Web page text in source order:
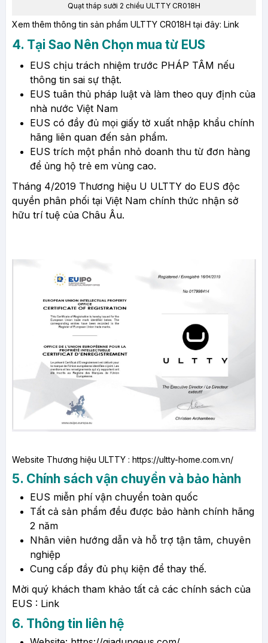
Quạt tháp sưởi 2 chiều ULTTY CR018H
Xem thêm thông tin sản phẩm ULTTY CR018H tại đây: Link
4. Tại Sao Nên Chọn mua từ EUS
EUS chịu trách nhiệm trước PHÁP TÂM nếu
thông tin sai sự thật.
EUS tuân thủ pháp luật và làm theo quy định của
nhà nước Việt Nam
EUS có đầy đủ mọi giấy tờ xuất nhập khẩu chính
hãng liên quan đến sản phẩm.
EUS trích một phần nhỏ doanh thu từ đơn hàng
để ủng hộ trẻ em vùng cao.
Tháng 4/2019 Thương hiệu U ULTTY do EUS độc
quyền phân phối tại Việt Nam chính thức nhận sở
hữu trí tuệ của Châu Âu.
Website Thương hiệu ULTTY : https://ultty-home.com.vn/
5. Chính sách vận chuyển và bảo hành
EUS miễn phí vận chuyển toàn quốc
Tất cả sản phẩm đều được bảo hành chính hãng
2 năm
Nhân viên hướng dẫn và hỗ trợ tận tâm, chuyên
nghiệp
Cung cấp đầy đủ phụ kiện để thay thế.
Mời quý khách tham khảo tất cả các chính sách của
EUS : Link
6. Thông tin liên hệ